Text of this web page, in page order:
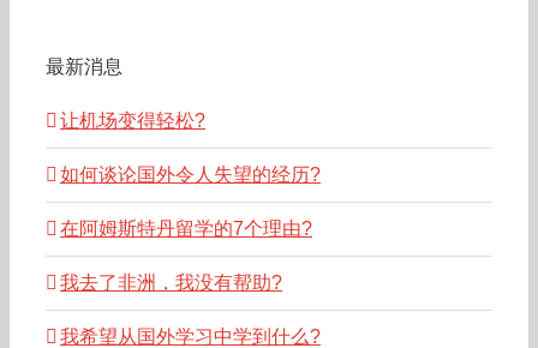
最新消息
让机场变得轻松?
如何谈论国外令人失望的经历?
在阿姆斯特丹留学的7个理由?
我去了非洲，我没有帮助?
我希望从国外学习中学到什么?